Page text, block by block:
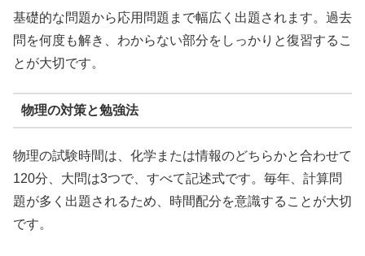
基礎的な問題から応用問題まで幅広く出題されます。過去
問を何度も解き、わからない部分をしっかりと復習するこ
とが大切です。
物理の対策と勉強法
物理の試験時間は、化学または情報のどちらかと合わせて
120分、大問は3つで、すべて記述式です。毎年、計算問
題が多く出題されるため、時間配分を意識することが大切
です。